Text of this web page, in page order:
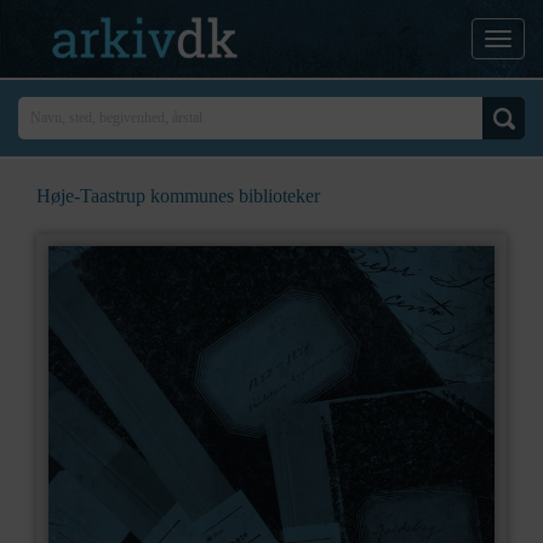
Høje-Taastrup kommunes biblioteker